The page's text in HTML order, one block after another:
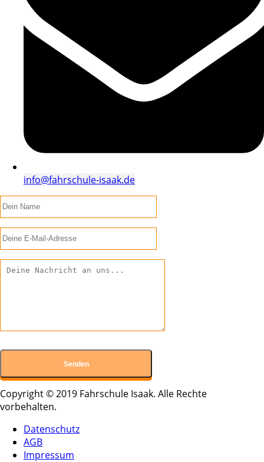
info@fahrschule-isaak.de
Copyright © 2019 Fahrschule Isaak. Alle Rechte
vorbehalten.
Datenschutz
AGB
Impressum